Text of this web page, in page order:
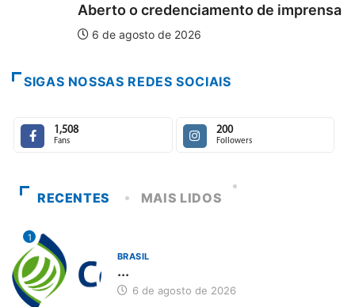
Aberto o credenciamento de imprensa para a...
6 de agosto de 2026
SIGAS NOSSAS REDES SOCIAIS
1,508
Fans
200
Followers
RECENTES MAIS LIDOS
1
BRASIL
...
6 de agosto de 2026